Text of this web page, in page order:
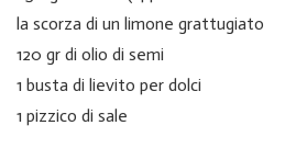
la scorza di un limone grattugiato
120 gr di olio di semi
1 busta di lievito per dolci
1 pizzico di sale